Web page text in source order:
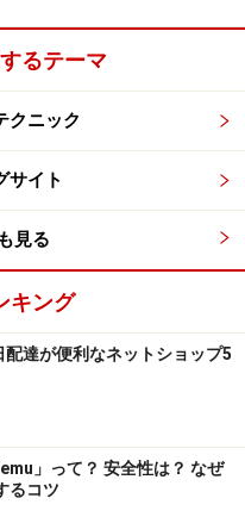
日にたくさんの商品レ
サクラの可能性が高い
。
どを、説明書のように
様にサクラの可能性が
ューに絞り込む
が書かれているレビュ
す。購入者しかレビュ
ていることも多いです
以外でもレビューを書
るテーマ
クニック
サイト
見る
キング
達が便利なネットショップ5
」って？ 安全性は？ なぜ
るコツ